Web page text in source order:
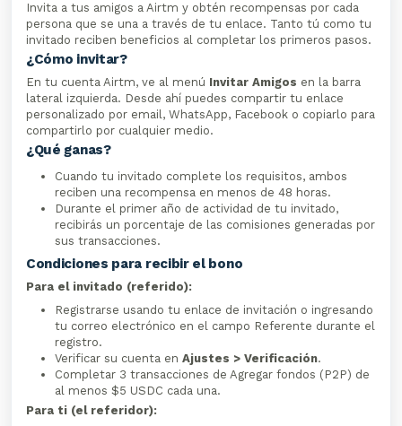
Invita a tus amigos a Airtm y obtén recompensas por cada
persona que se una a través de tu enlace. Tanto tú como tu
invitado reciben beneficios al completar los primeros pasos.
¿Cómo invitar?
En tu cuenta Airtm, ve al menú Invitar Amigos en la barra
lateral izquierda. Desde ahí puedes compartir tu enlace
personalizado por email, WhatsApp, Facebook o copiarlo para
compartirlo por cualquier medio.
¿Qué ganas?
Cuando tu invitado complete los requisitos, ambos
reciben una recompensa en menos de 48 horas.
Durante el primer año de actividad de tu invitado,
recibirás un porcentaje de las comisiones generadas por
sus transacciones.
Condiciones para recibir el bono
Para el invitado (referido):
Registrarse usando tu enlace de invitación o ingresando
tu correo electrónico en el campo Referente durante el
registro.
Verificar su cuenta en Ajustes > Verificación.
Completar 3 transacciones de Agregar fondos (P2P) de
al menos $5 USDC cada una.
Para ti (el referidor):